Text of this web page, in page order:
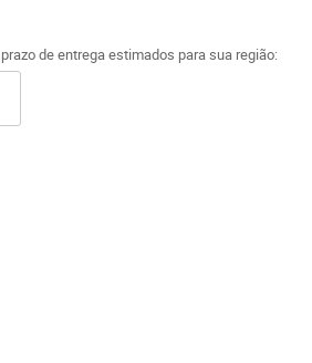
de entrega estimados para sua região: